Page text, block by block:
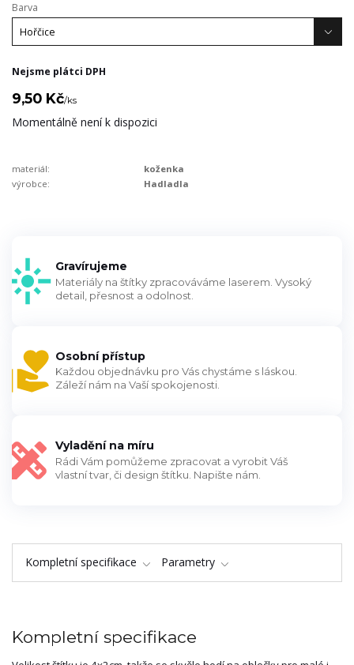
Barva
Nejsme plátci DPH
9,50 Kč/ks
Momentálně není k dispozici
materiál:
koženka
výrobce:
Hadladla
Gravírujeme
Materiály na štítky zpracováváme laserem. Vysoký
detail, přesnost a odolnost.
Osobní přístup
Každou objednávku pro Vás chystáme s láskou.
Záleží nám na Vaší spokojenosti.
Vyladění na míru
Rádi Vám pomůžeme zpracovat a vyrobit Váš
vlastní tvar, či design štítku. Napište nám.
Kompletní specifikace Parametry
Kompletní specifikace